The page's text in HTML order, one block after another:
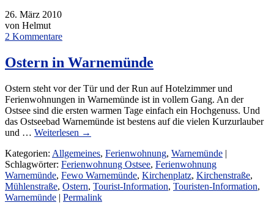
26. März 2010
von Helmut
2 Kommentare
Ostern in Warnemünde
Ostern steht vor der Tür und der Run auf Hotelzimmer und
Ferienwohnungen in Warnemünde ist in vollem Gang. An der
Ostsee sind die ersten warmen Tage einfach ein Hochgenuss. Und
das Ostseebad Warnemünde ist bestens auf die vielen Kurzurlauber
und … Weiterlesen →
Kategorien: Allgemeines, Ferienwohnung, Warnemünde |
Schlagwörter: Ferienwohnung Ostsee, Ferienwohnung
Warnemünde, Fewo Warnemünde, Kirchenplatz, Kirchenstraße,
Mühlenstraße, Ostern, Tourist-Information, Touristen-Information,
Warnemünde | Permalink